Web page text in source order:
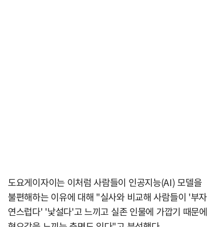
도요게이자이는 이처럼 사람들이 인공지능(AI) 모델을
불편해하는 이유에 대해 "실사와 비교해 사람들이 '부자
연스럽다' '낯설다'고 느끼고 실존 인물에 가깝기 때문에